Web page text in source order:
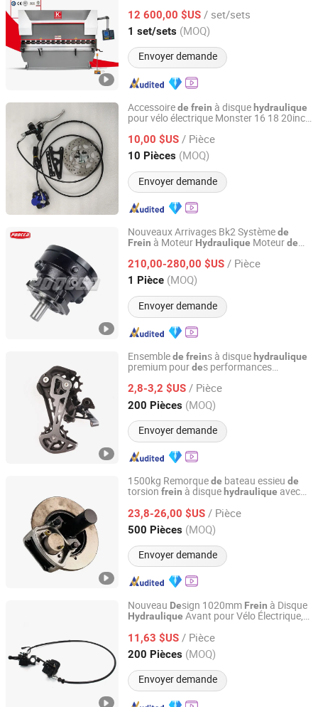
12 600,00 $US / set/sets
1 set/sets (MOQ)
Envoyer demande
Jiangsu, China Depuis 2010
Accessoirede frein à disquehydraulique
pour vélo électrique Monster 16 18 20inch
arrière
10,00 $US / Pièce
10 Pièces (MOQ)
Envoyer demande
Guangdong Defeima Vehicle Industry Co., Ltd.
Guangdong, China Depuis 2025
Nouveaux Arrivages Bk2 Systèmede
Frein à Moteur Hydraulique Moteurde
a Vente en Gros
210,00-280,00 $US / Pièce
1 Pièce (MOQ)
Envoyer demande
Poocca Hydraulic (Shenzhen) Co., Ltd.
Guangdong, China Depuis 2021
Ensemblede freins à disque hydraulique
premium pourdes performances
2,8-3,2 $US / Pièce
200 Pièces (MOQ)
Envoyer demande
Xingtai Tianjiu Bicycle Parts Co., Ltd
Hebei, China Depuis 2023
1500kg Remorquede bateau essieu de
torsion frein à disque hydraulique avec
23,8-26,00 $US / Pièce
500 Pièces (MOQ)
Envoyer demande
Ningbo Soaring Trailer Parts Co., Limited
Zhejiang, China Depuis 2010
Nouveau Design 1020mm Frein à Disque
Hydraulique Avant pour Vélo Électrique,
11,63 $US / Pièce
200 Pièces (MOQ)
Envoyer demande
Tianjin Bimotech Co., Ltd
Tianjin, China Depuis 2025